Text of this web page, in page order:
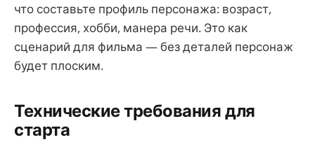
что составьте профиль персонажа: возраст,
профессия, хобби, манера речи. Это как
сценарий для фильма — без деталей персонаж
будет плоским.
Технические требования для
старта